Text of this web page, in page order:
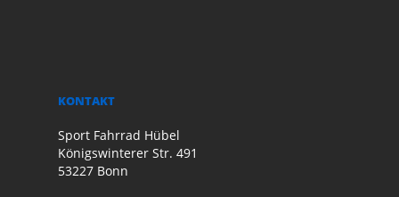
KONTAKT
Sport Fahrrad Hübel
Königswinterer Str. 491
53227 Bonn